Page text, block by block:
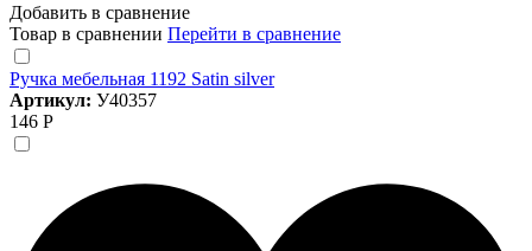
Добавить в сравнение
Товар в сравнении Перейти в сравнение
Ручка мебельная 1192 Satin silver
Артикул: У40357
146 Р